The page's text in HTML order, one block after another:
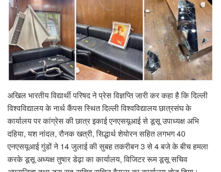
अखिल भारतीय विद्यार्थी परिषद ने प्रेस विज्ञप्ति जारी कर कहा है कि दिल्ली
विश्वविद्यालय के नार्थ कैंपस स्थित दिल्ली विश्वविद्यालय छात्रसंघ के
कार्यालय पर कांग्रेस की छात्र इकाई एनएसयूआई से डूसू उपाध्यक्ष अभि
दहिया, यश‌ नांदल, रौनक खत्री, सिद्धार्थ शेयोरन सहित लगभग 40
एनएसयूआई गुंडों ने 14 जुलाई की सुबह तकरीबन 3 से 4 बजे के बीच हमला
करके डूसू अध्यक्ष तुषार डेढ़ा का कार्यालय, विजिटर रूम डूसू सचिव